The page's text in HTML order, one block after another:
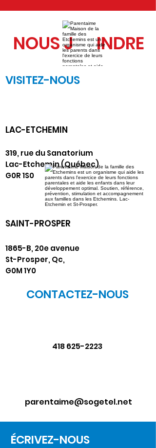
NOUS J INDRE
VISITEZ-NOUS
LAC-ETCHEMIN
319, rue du Sanatorium
Lac-Etchemin (Québec)
G0R 1S0
SAINT-PROSPER
1865-B, 20e avenue
St-Prosper, Qc,
G0M 1Y0
CONTACTEZ-NOUS
418 625-2223
parentaime@sogetel.net
ÉCRIVEZ-NOUS